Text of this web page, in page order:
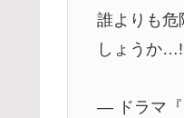
誰よりも危
しょうか
— ドラマ『